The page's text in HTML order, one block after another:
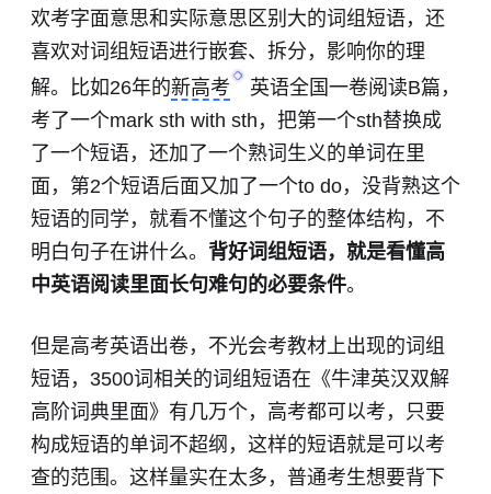
欢考字面意思和实际意思区别大的词组短语，还
喜欢对词组短语进行嵌套、拆分，影响你的理
解。比如26年的新高考
英语全国一卷阅读B篇，
考了一个mark sth with sth，把第一个sth替换成
了一个短语，还加了一个熟词生义的单词在里
面，第2个短语后面又加了一个to do，没背熟这个
短语的同学，就看不懂这个句子的整体结构，不
明白句子在讲什么。 背好词组短语，就是看懂高
中英语阅读里面长句难句的必要条件。
但是高考英语出卷，不光会考教材上出现的词组
短语，3500词相关的词组短语在《牛津英汉双解
高阶词典里面》有几万个，高考都可以考，只要
构成短语的单词不超纲，这样的短语就是可以考
查的范围。这样量实在太多，普通考生想要背下